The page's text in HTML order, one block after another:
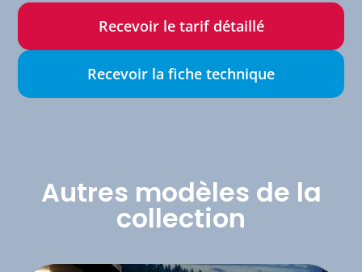
Recevoir le tarif détaillé
Recevoir la fiche technique
Autres modèles de la
collection